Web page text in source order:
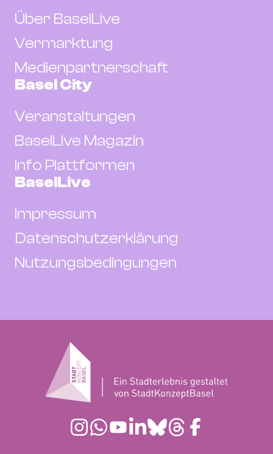
Über BaselLive
Vermarktung
Medienpartnerschaft
Basel City
Veranstaltungen
BaselLive Magazin
Info Plattformen
BaselLive
Impressum
Datenschutzerklärung
Nutzungsbedingungen